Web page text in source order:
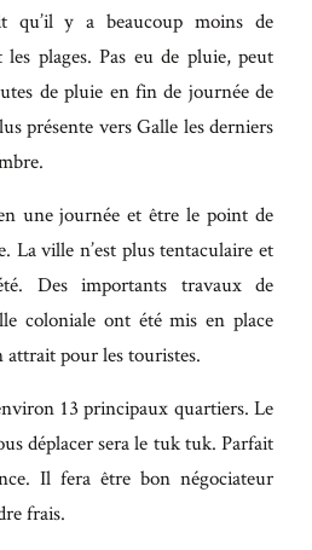
qu’il y a beaucoup moins de
plages. Pas eu de pluie, peut
de pluie en fin de journée de
présente vers Galle les derniers
une journée et être le point de
La ville n’est plus tentaculaire et
Des importants travaux de
coloniale ont été mis en place
pour les touristes.
13 principaux quartiers. Le
déplacer sera le tuk tuk. Parfait
Il fera être bon négociateur
frais.